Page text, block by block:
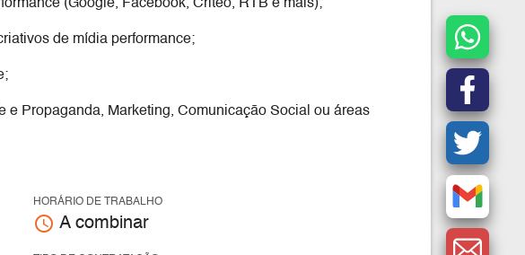
(Google, Facebook, Criteo, RTB e mais);
de mídia performance;
Propaganda, Marketing, Comunicação Social ou áreas
HORÁRIO DE TRABALHO
access_time A combinar